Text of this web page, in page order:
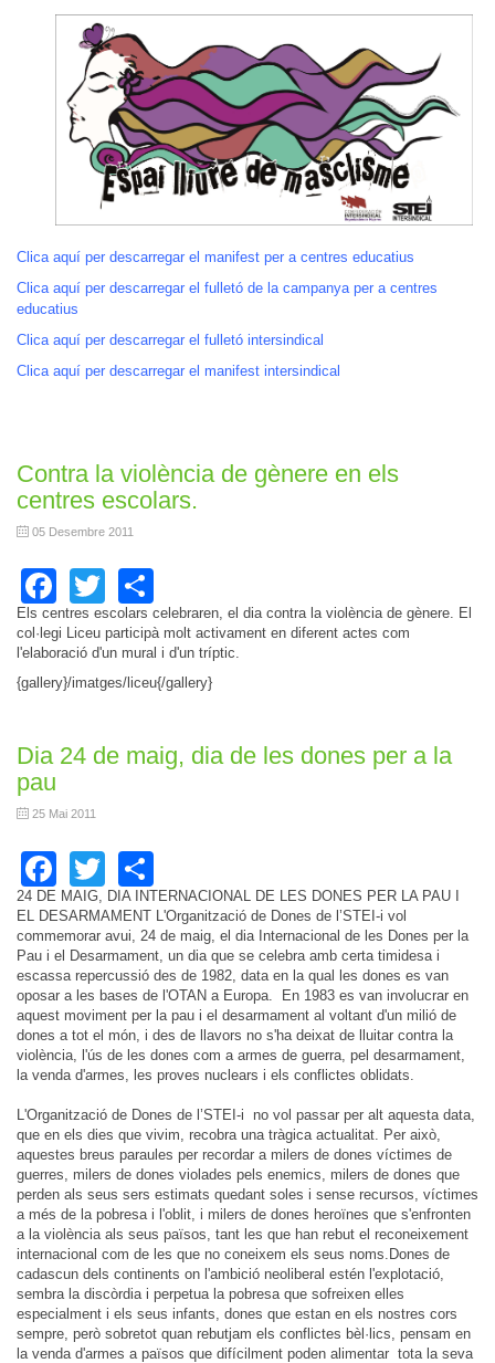
Clica aquí per descarregar el manifest per a centres educatius
Clica aquí per descarregar el fulletó de la campanya per a centres
educatius
Clica aquí per descarregar el fulletó intersindical
Clica aquí per descarregar el manifest intersindical
Contra la violència de gènere en els
centres escolars.
05 Desembre 2011
Facebook
Twitter
Els centres escolars celebraren, el dia contra la violència de gènere. El
col·legi Liceu participà molt activament en diferent actes com
l'elaboració d'un mural i d'un tríptic.
{gallery}/imatges/liceu{/gallery}
Dia 24 de maig, dia de les dones per a la
pau
25 Mai 2011
Facebook
Twitter
24 DE MAIG, DIA INTERNACIONAL DE LES DONES PER LA PAU I
EL DESARMAMENT
L'Organització de Dones de l’STEI-i vol
commemorar avui, 24 de maig, el dia Internacional de les Dones per la
Pau i el Desarmament, un dia que se celebra amb certa timidesa i
escassa repercussió des de 1982, data en la qual les dones es van
oposar a les bases de l'OTAN a Europa.
En 1983 es van involucrar en
aquest moviment per la pau i el desarmament al voltant d'un milió de
dones a tot el món, i des de llavors no s'ha deixat de lluitar contra la
violència, l'ús de les dones com a armes de guerra, pel desarmament,
la venda d'armes, les proves nuclears i els conflictes oblidats.
L'Organització de Dones de l’STEI-i no vol passar per alt aquesta data,
que en els dies que vivim, recobra una tràgica actualitat. Per això,
aquestes breus paraules per recordar a milers de dones víctimes de
guerres, milers de dones violades pels enemics, milers de dones que
perden als seus sers estimats quedant soles i sense recursos, víctimes
a més de la pobresa i l'oblit, i milers de dones heroïnes que s'enfronten
a la violència als seus països, tant les que han rebut el reconeixement
internacional com de les que no coneixem els seus noms. Dones de
cadascun dels continents on l'ambició neoliberal estén l'explotació,
sembra la discòrdia i perpetua la pobresa que sofreixen elles
especialment i els seus infants, dones que estan en els nostres cors
sempre, però sobretot quan rebutjam els conflictes bèl·lics, pensam en
la venda d'armes a països que difícilment poden alimentar tota la seva